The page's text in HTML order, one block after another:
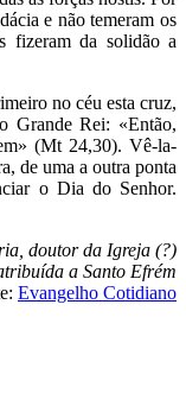
e não temeram os
fizeram da solidão a
no céu esta cruz,
Grande Rei: «Então,
(Mt 24,30). Vê-la-
de uma a outra ponta
o Dia do Senhor.
doutor da Igreja (?)
a Santo Efrém
Evangelho Cotidiano